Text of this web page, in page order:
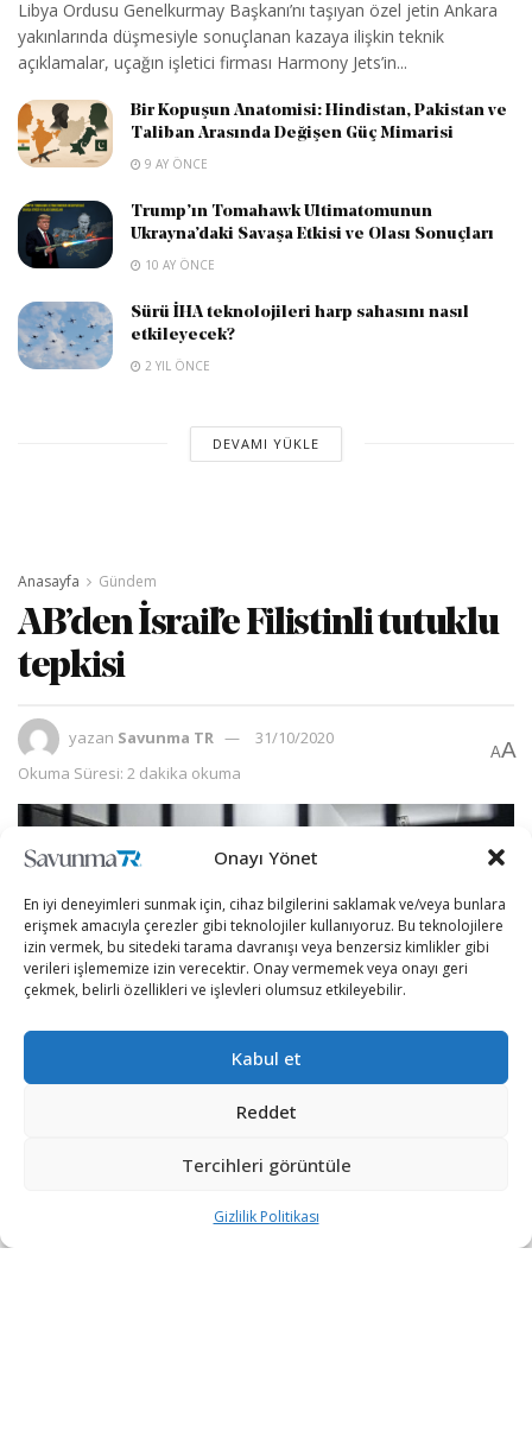
Onayı Yönet
En iyi deneyimleri sunmak için, cihaz bilgilerini saklamak ve/veya bunlara
erişmek amacıyla çerezler gibi teknolojiler kullanıyoruz. Bu teknolojilere
izin vermek, bu sitedeki tarama davranışı veya benzersiz kimlikler gibi
verileri işlememize izin verecektir. Onay vermemek veya onayı geri
çekmek, belirli özellikleri ve işlevleri olumsuz etkileyebilir.
Kabul et
Reddet
Tercihleri görüntüle
Gizlilik Politikası
Libya Ordusu Genelkurmay Başkanı’nı taşıyan özel jetin Ankara
yakınlarında düşmesiyle sonuçlanan kazaya ilişkin teknik
açıklamalar, uçağın işletici firması Harmony Jets’in...
Bir Kopuşun Anatomisi: Hindistan, Pakistan ve
Taliban Arasında Değişen Güç Mimarisi
9 AY ÖNCE
Trump’ın Tomahawk Ultimatomunun
Ukrayna’daki Savaşa Etkisi ve Olası Sonuçları
10 AY ÖNCE
Sürü İHA teknolojileri harp sahasını nasıl
etkileyecek?
2 YIL ÖNCE
DEVAMI YÜKLE
Anasayfa Gündem
AB’den İsrail’e Filistinli tutuklu
tepkisi
yazan Savunma TR
31/10/2020
Okuma Süresi: 2 dakika okuma
AA
Josep Borrell’in ofisinden yapılan açıklamada, İsrail’de
temmuz ayından beri açlık grevini sürdüren Ahres’in hızla